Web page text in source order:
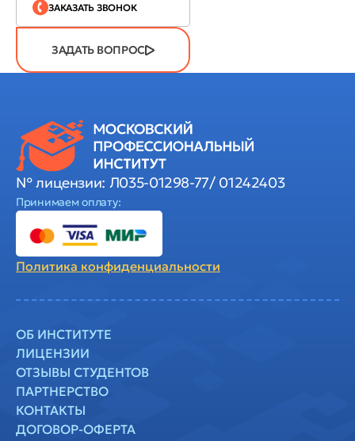
ЗАКАЗАТЬ ЗВОНОК
ЗАДАТЬ ВОПРОС
№ лицензии: Л035-01298-77/ 01242403
Принимаем оплату:
Политика конфиденциальности
ОБ ИНСТИТУТЕ
ЛИЦЕНЗИИ
ОТЗЫВЫ СТУДЕНТОВ
ПАРТНЕРСТВО
КОНТАКТЫ
ДОГОВОР-ОФЕРТА